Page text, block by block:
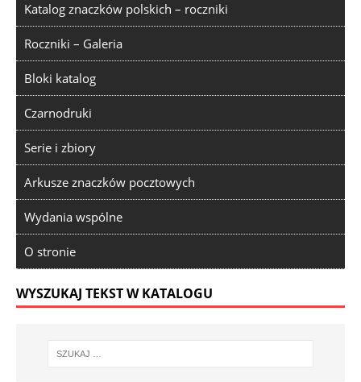
Katalog znaczków polskich – roczniki
Roczniki – Galeria
Bloki katalog
Czarnodruki
Serie i zbiory
Arkusze znaczków pocztowych
Wydania wspólne
O stronie
WYSZUKAJ TEKST W KATALOGU